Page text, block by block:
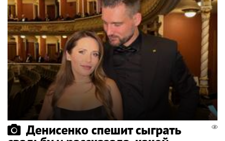
Денисенко спешит сыграть